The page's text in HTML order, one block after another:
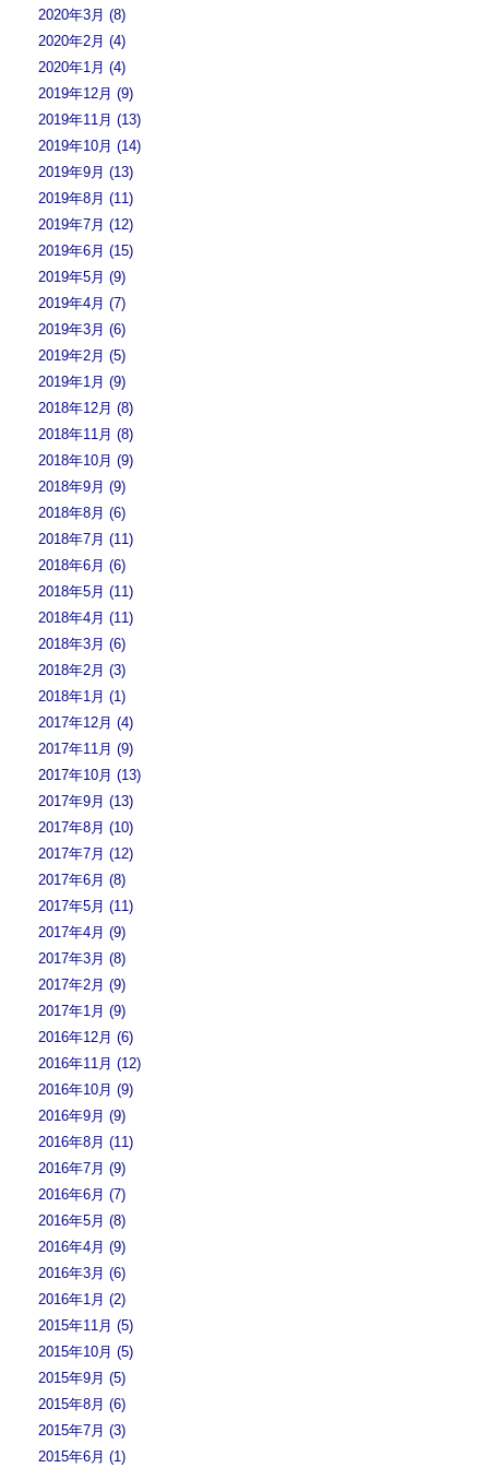
2020年3月 (8)
2020年2月 (4)
2020年1月 (4)
2019年12月 (9)
2019年11月 (13)
2019年10月 (14)
2019年9月 (13)
2019年8月 (11)
2019年7月 (12)
2019年6月 (15)
2019年5月 (9)
2019年4月 (7)
2019年3月 (6)
2019年2月 (5)
2019年1月 (9)
2018年12月 (8)
2018年11月 (8)
2018年10月 (9)
2018年9月 (9)
2018年8月 (6)
2018年7月 (11)
2018年6月 (6)
2018年5月 (11)
2018年4月 (11)
2018年3月 (6)
2018年2月 (3)
2018年1月 (1)
2017年12月 (4)
2017年11月 (9)
2017年10月 (13)
2017年9月 (13)
2017年8月 (10)
2017年7月 (12)
2017年6月 (8)
2017年5月 (11)
2017年4月 (9)
2017年3月 (8)
2017年2月 (9)
2017年1月 (9)
2016年12月 (6)
2016年11月 (12)
2016年10月 (9)
2016年9月 (9)
2016年8月 (11)
2016年7月 (9)
2016年6月 (7)
2016年5月 (8)
2016年4月 (9)
2016年3月 (6)
2016年1月 (2)
2015年11月 (5)
2015年10月 (5)
2015年9月 (5)
2015年8月 (6)
2015年7月 (3)
2015年6月 (1)